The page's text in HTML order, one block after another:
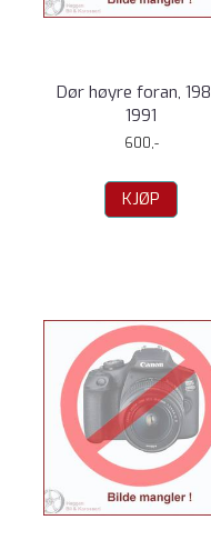
Dør høyre foran,
1991
600,-
KJØP